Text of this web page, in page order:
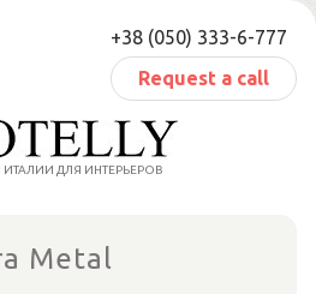
+38 (050) 333-6-777
Request a call
ДЛЯ ИНТЕРЬЕРОВ
Metal